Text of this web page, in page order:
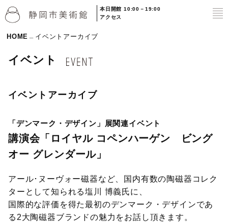
本日開館 10:00－19:00
アクセス
HOME イベントアーカイブ
イベント
イベントアーカイブ
「デンマーク・デザイン」展関連イベント
講演会「ロイヤル コペンハーゲン ビング
オー グレンダール」
アール･ヌーヴォー磁器など、国内有数の陶磁器コレク
ターとして知られる塩川 博義氏に、
国際的な評価を得た最初のデンマーク・デザインであ
る2大陶磁器ブランドの魅力をお話し頂きます。